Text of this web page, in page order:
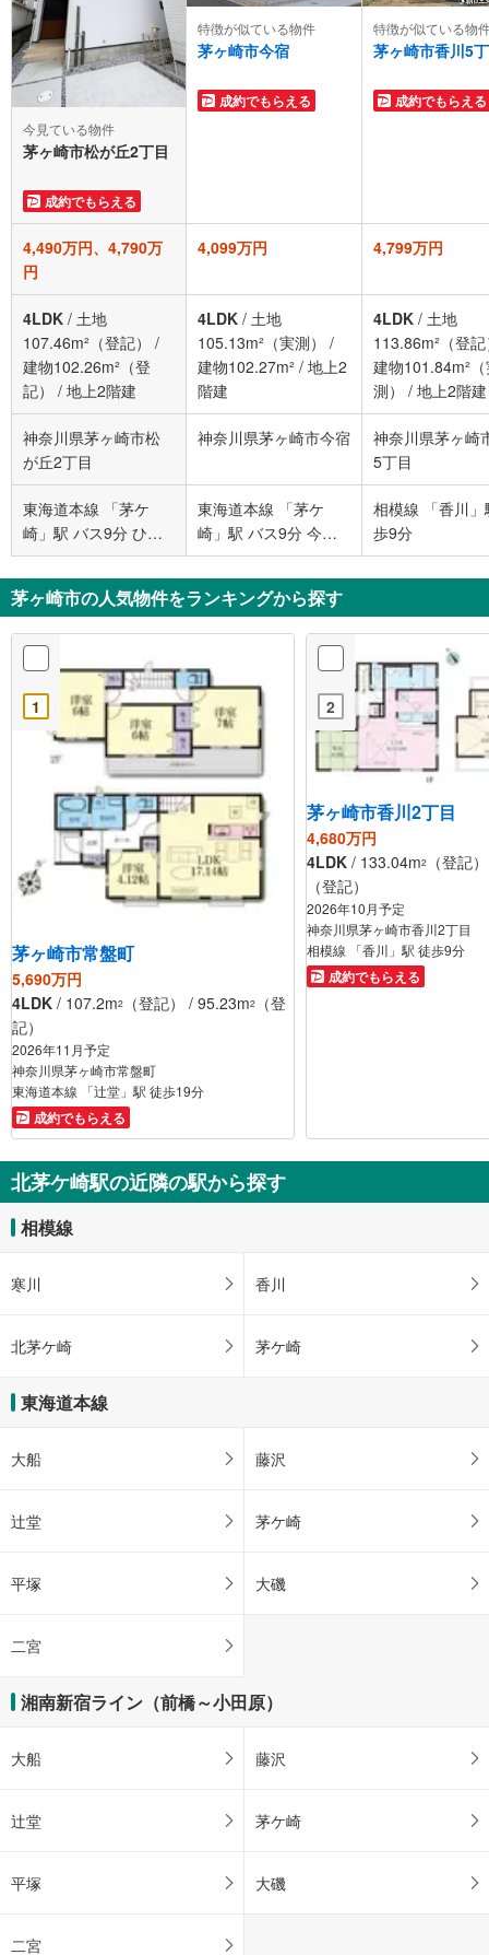
今見ている物件
茅ヶ崎市松が丘2丁目
成約でもらえる
特徴が似ている物件
茅ヶ崎市今宿
成約でもらえる
特徴が似ている物
茅ヶ崎市香川5
成約でもらえる
4,490万円、4,790万
円
4,099万円 4,799万円
4LDK / 土地
107.46m²（登記）
/
建物102.26m²（登
記）
/ 地上2階建
4LDK / 土地
105.13m²（実測）
/
建物102.27m² / 地上2
階建
4LDK / 土地
113.86m²（登
建物101.84m²
測）
/ 地上2階建
神奈川県茅ヶ崎市松
が丘2丁目
神奈川県茅ヶ崎市今宿
神奈川県茅ヶ崎
5丁目
東海道本線 「茅ケ
崎」駅 バス9分 ひば
りが丘 バス停下車 徒
歩6分
東海道本線 「茅ケ
崎」駅 バス9分 今宿
バス停下車 徒歩7分
相模線 「香川」
歩9分
茅ヶ崎市の人気物件をランキングから探す
1
茅ヶ崎市常盤町
5,690万円
4LDK / 107.2m2 （登記） / 95.23m2
（登
記）
2026年11月予定
神奈川県茅ヶ崎市常盤町
東海道本線 「辻堂」駅 徒歩19分
成約でもらえる
2
茅ヶ崎市香川2丁目
4,680万円
4LDK / 133.04m2
（登記
（登記）
2026年10月予定
神奈川県茅ヶ崎市香川2丁目
相模線 「香川」駅 徒歩9分
成約でもらえる
北茅ケ崎駅の近隣の駅から探す
相模線
寒川 香川
北茅ケ崎 茅ケ崎
東海道本線
大船 藤沢
辻堂 茅ケ崎
平塚 大磯
二宮
湘南新宿ライン（前橋～小田原）
大船 藤沢
辻堂 茅ケ崎
平塚 大磯
二宮